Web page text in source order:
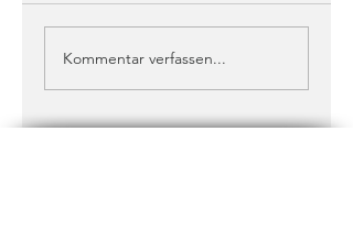
Kommentar verfassen...